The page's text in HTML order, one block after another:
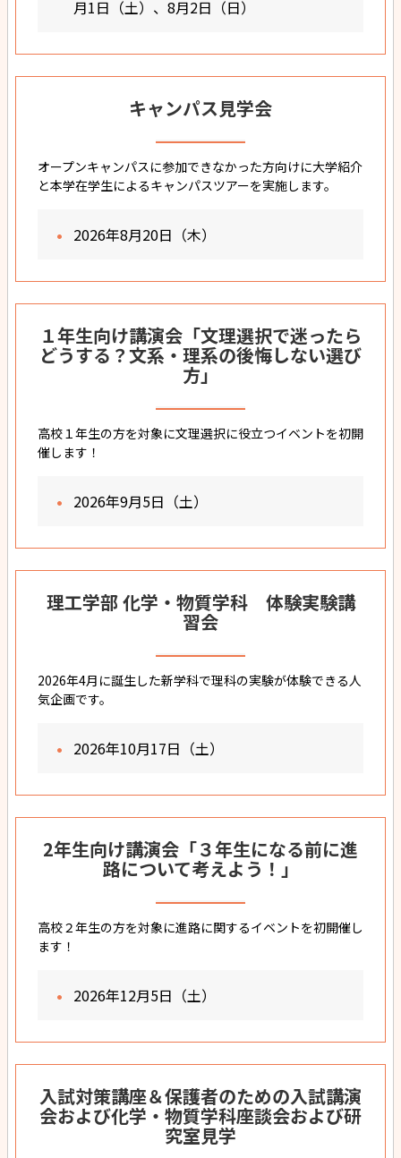
月1日（土）、8月2日（日）
キャンパス見学会
オープンキャンパスに参加できなかった方向けに大学紹介
と本学在学生によるキャンパスツアーを実施します。
2026年8月20日（木）
１年生向け講演会「文理選択で迷ったら
どうする？文系・理系の後悔しない選び
方」
高校１年生の方を対象に文理選択に役立つイベントを初開
催します！
2026年9月5日（土）
理工学部 化学・物質学科 体験実験講
習会
2026年4月に誕生した新学科で理科の実験が体験できる人
気企画です。
2026年10月17日（土）
2年生向け講演会「３年生になる前に進
路について考えよう！」
高校２年生の方を対象に進路に関するイベントを初開催し
ます！
2026年12月5日（土）
入試対策講座＆保護者のための入試講演
会および化学・物質学科座談会および研
究室見学